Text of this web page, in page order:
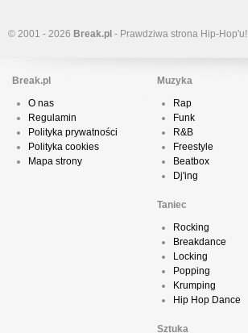
© 2001 - 2026 Break.pl - Prawdziwa strona Hip-Hop'u!
Break.pl
O nas
Regulamin
Polityka prywatności
Polityka cookies
Mapa strony
Muzyka
Rap
Funk
R&B
Freestyle
Beatbox
Dj'ing
Taniec
Rocking
Breakdance
Locking
Popping
Krumping
Hip Hop Dance
Sztuka